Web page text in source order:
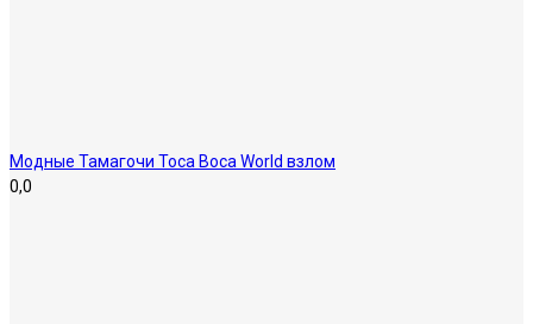
Модные Тамагочи Toca Boca World взлом
0,0